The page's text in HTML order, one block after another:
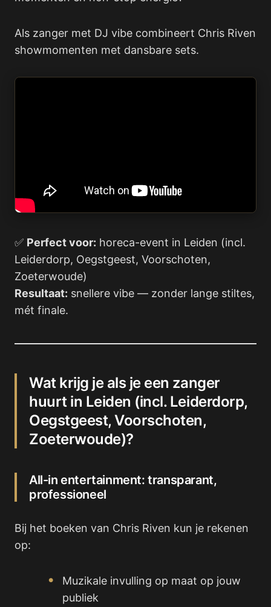
Als zanger met DJ vibe combineert Chris Riven
showmomenten met dansbare sets.
✅ Perfect voor: horeca-event in Leiden (incl.
Leiderdorp, Oegstgeest, Voorschoten,
Zoeterwoude)
Resultaat: snellere vibe — zonder lange stiltes,
mét finale.
Wat krijg je als je een zanger
huurt in Leiden (incl. Leiderdorp,
Oegstgeest, Voorschoten,
Zoeterwoude)?
All-in entertainment: transparant,
professioneel
Bij het boeken van Chris Riven kun je rekenen
op:
Muzikale invulling op maat op jouw
publiek